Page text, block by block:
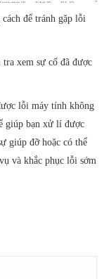
để tránh gặp lỗi
xem sự cố đã được
lỗi máy tính không
giúp bạn xử lí được
giúp đỡ hoặc có thể
và khắc phục lỗi sớm